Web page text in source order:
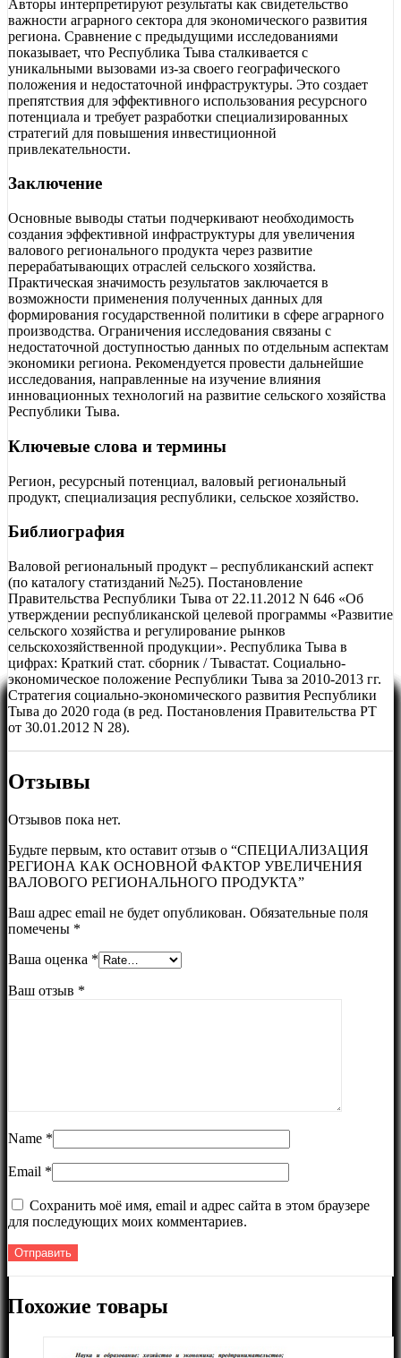
Авторы интерпретируют результаты как свидетельство
важности аграрного сектора для экономического развития
региона. Сравнение с предыдущими исследованиями
показывает, что Республика Тыва сталкивается с
уникальными вызовами из-за своего географического
положения и недостаточной инфраструктуры. Это создает
препятствия для эффективного использования ресурсного
потенциала и требует разработки специализированных
стратегий для повышения инвестиционной
привлекательности.
Заключение
Основные выводы статьи подчеркивают необходимость
создания эффективной инфраструктуры для увеличения
валового регионального продукта через развитие
перерабатывающих отраслей сельского хозяйства.
Практическая значимость результатов заключается в
возможности применения полученных данных для
формирования государственной политики в сфере аграрного
производства. Ограничения исследования связаны с
недостаточной доступностью данных по отдельным аспектам
экономики региона. Рекомендуется провести дальнейшие
исследования, направленные на изучение влияния
инновационных технологий на развитие сельского хозяйства
Республики Тыва.
Ключевые слова и термины
Регион, ресурсный потенциал, валовый региональный
продукт, специализация республики, сельское хозяйство.
Библиография
Валовой региональный продукт – республиканский аспект
(по каталогу статизданий №25). Постановление
Правительства Республики Тыва от 22.11.2012 N 646 «Об
утверждении республиканской целевой программы «Развитие
сельского хозяйства и регулирование рынков
сельскохозяйственной продукции». Республика Тыва в
цифрах: Краткий стат. сборник / Тывастат. Социально-
экономическое положение Республики Тыва за 2010-2013 гг.
Стратегия социально-экономического развития Республики
Тыва до 2020 года (в ред. Постановления Правительства РТ
от 30.01.2012 N 28).
Отзывы
Отзывов пока нет.
Будьте первым, кто оставит отзыв о “СПЕЦИАЛИЗАЦИЯ
РЕГИОНА КАК ОСНОВНОЙ ФАКТОР УВЕЛИЧЕНИЯ
ВАЛОВОГО РЕГИОНАЛЬНОГО ПРОДУКТА”
Ваш адрес email не будет опубликован. Обязательные поля
помечены *
Ваша оценка *
Ваш отзыв *
Name *
Email *
Сохранить моё имя, email и адрес сайта в этом браузере
для последующих моих комментариев.
Похожие товары